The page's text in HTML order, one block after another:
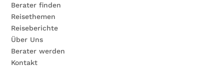
Ich werde wiederkommen! Probieren Sie es auch
Berater finden
Reisethemen
Reiseberichte
Über Uns
Berater werden
Kontakt